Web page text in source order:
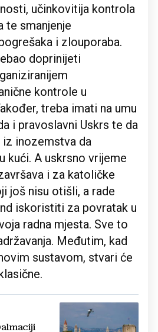
učinkovitija kontrola
te smanjenje
i zlouporaba.
doprinijeti
kontrole u
treba imati na umu
i pravoslavni Uskrs te da
iz inozemstva da
kući. A uskrsno vrijeme
i za katoličke
još nisu otišli, a rade
iskoristiti za povratak u
radna mjesta. Sve to
Međutim, kad
sustavom, stvari će